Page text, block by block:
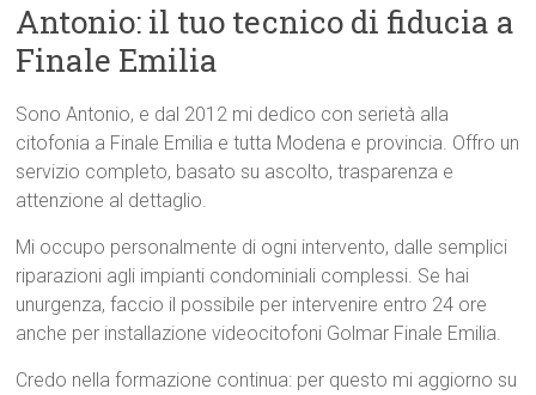
Antonio: il tuo tecnico di fiducia a
Finale Emilia
Sono Antonio, e dal 2012 mi dedico con serietà alla
citofonia a Finale Emilia e tutta Modena e provincia. Offro un
servizio completo, basato su ascolto, trasparenza e
attenzione al dettaglio.
Mi occupo personalmente di ogni intervento, dalle semplici
riparazioni agli impianti condominiali complessi. Se hai
unurgenza, faccio il possibile per intervenire entro 24 ore
anche per installazione videocitofoni Golmar Finale Emilia.
Credo nella formazione continua: per questo mi aggiorno su